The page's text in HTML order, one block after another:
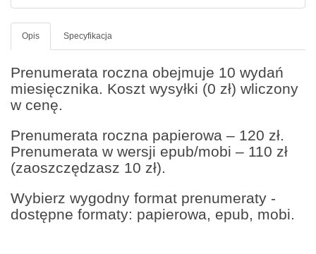
Opis Specyfikacja
Prenumerata roczna obejmuje 10 wydań
miesięcznika. Koszt wysyłki (0 zł) wliczony
w cenę.
Prenumerata roczna papierowa – 120 zł.
Prenumerata w wersji epub/mobi – 110 zł
(zaoszczędzasz 10 zł).
Wybierz wygodny format prenumeraty -
dostępne formaty: papierowa, epub, mobi.